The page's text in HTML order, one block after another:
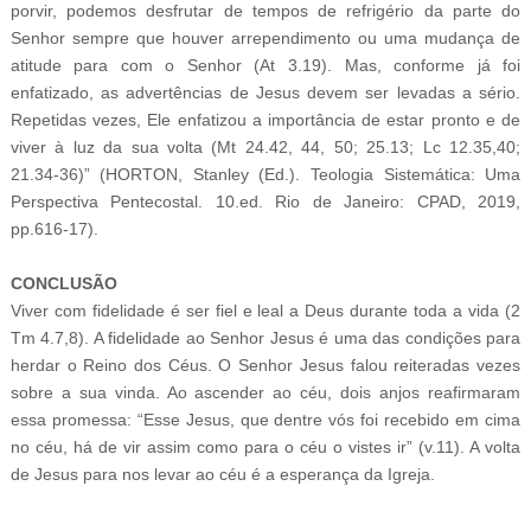
porvir, podemos desfrutar de tempos de refrigério da parte do
Senhor sempre que houver arrependimento ou uma mudança de
atitude para com o Senhor (At 3.19). Mas, conforme já foi
enfatizado, as advertências de Jesus devem ser levadas a sério.
Repetidas vezes, Ele enfatizou a importância de estar pronto e de
viver à luz da sua volta (Mt 24.42, 44, 50; 25.13; Lc 12.35,40;
21.34-36)” (HORTON, Stanley (Ed.). Teologia Sistemática: Uma
Perspectiva Pentecostal. 10.ed. Rio de Janeiro: CPAD, 2019,
pp.616-17).
CONCLUSÃO
Viver com fidelidade é ser fiel e leal a Deus durante toda a vida (2
Tm 4.7,8). A fidelidade ao Senhor Jesus é uma das condições para
herdar o Reino dos Céus. O Senhor Jesus falou reiteradas vezes
sobre a sua vinda. Ao ascender ao céu, dois anjos reafirmaram
essa promessa: “Esse Jesus, que dentre vós foi recebido em cima
no céu, há de vir assim como para o céu o vistes ir” (v.11). A volta
de Jesus para nos levar ao céu é a esperança da Igreja.